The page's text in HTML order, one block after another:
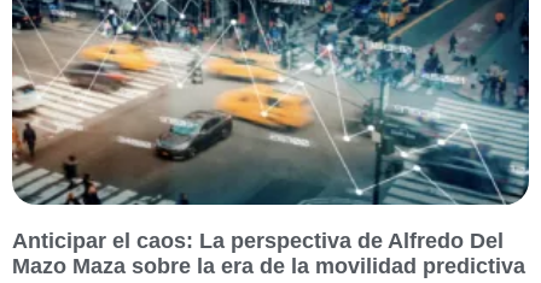
Anticipar el caos: La perspectiva de Alfredo Del
Mazo Maza sobre la era de la movilidad predictiva